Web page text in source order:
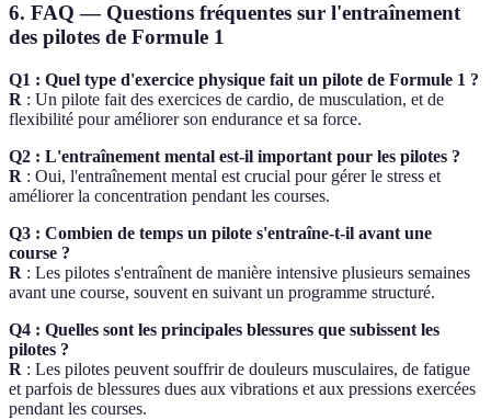
6. FAQ — Questions fréquentes sur l'entraînement
des pilotes de Formule 1
Q1 : Quel type d'exercice physique fait un pilote de Formule 1 ?
R : Un pilote fait des exercices de cardio, de musculation, et de
flexibilité pour améliorer son endurance et sa force.
Q2 : L'entraînement mental est-il important pour les pilotes ?
R : Oui, l'entraînement mental est crucial pour gérer le stress et
améliorer la concentration pendant les courses.
Q3 : Combien de temps un pilote s'entraîne-t-il avant une
course ?
R : Les pilotes s'entraînent de manière intensive plusieurs semaines
avant une course, souvent en suivant un programme structuré.
Q4 : Quelles sont les principales blessures que subissent les
pilotes ?
R : Les pilotes peuvent souffrir de douleurs musculaires, de fatigue
et parfois de blessures dues aux vibrations et aux pressions exercées
pendant les courses.